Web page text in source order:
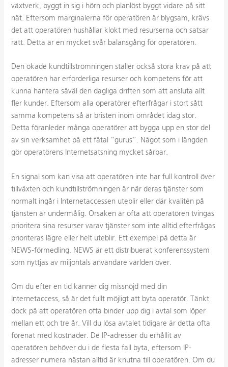
växtverk, byggt in sig i hörn och planlöst byggt vidare på sitt
nät. Eftersom marginalerna för operatören är blygsam, krävs
det att operatören hushållar klokt med resurserna och satsar
rätt. Detta är en mycket svår balansgång för operatören.
Den ökade kundtillströmningen ställer också stora krav på att
operatören har erforderliga resurser och kompetens för att
kunna hantera såväl den dagliga driften som att ansluta allt
fler kunder. Eftersom alla operatörer efterfrågar i stort sått
samma kompetens så är bristen inom området idag stor.
Detta föranleder många operatörer att bygga upp en stor del
av sin verksamhet på ett fåtal ”gurus”. Något som i längden
gör operatörens Internetsatsning mycket sårbar.
En signal som kan visa att operatören inte har full kontroll över
tillväxten och kundtillströmningen är när deras tjänster som
normalt ingår i Internetaccessen uteblir eller där kvalitén på
tjänsten är undermålig. Orsaken är ofta att operatören tvingas
prioritera sina resurser varav tjänster som inte alltid efterfrågas
prioriteras lägre eller helt uteblir. Ett exempel på detta är
NEWS-förmedling. NEWS är ett distribuerat konferenssystem
som nyttjas av miljontals användare världen över.
Om du efter en tid känner dig missnöjd med din
Internetaccess, så är det fullt möjligt att byta operatör. Tänkt
dock på att operatören ofta binder upp dig i avtal som löper
mellan ett och tre år. Vill du lösa avtalet tidigare är detta ofta
förenat med kostnader. De IP-adresser du erhållit av
operatören behöver du i de flesta fall byta, eftersom IP-
adresser numera nästan alltid är knutna till operatören. Om du